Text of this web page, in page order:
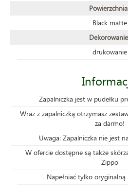
Black matte
drukowanie
Zapalniczka jest w pudełku
Wraz z zapalniczką otrzymasz
za darmo!
Uwaga: Zapalniczka nie jest
W ofercie dostępne są także
Zippo
Napełniać tylko